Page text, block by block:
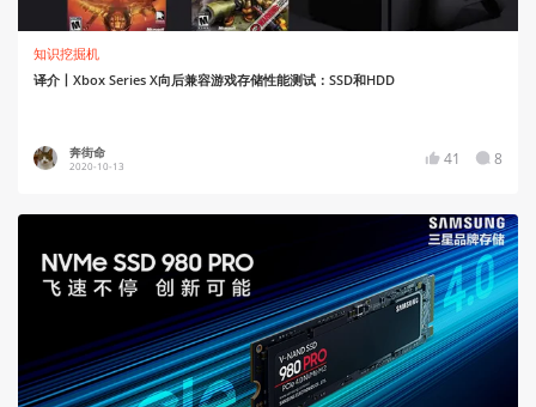
知识挖掘机
译介丨Xbox Series X向后兼容游戏存储性能测试：SSD和HDD
奔街命
2020-10-13 41 8